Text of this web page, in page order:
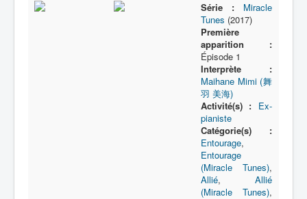
Série :
Miracle
Tunes (2017)
Première
apparition :
Épisode 1
Interprète :
Maihane Mimi (舞
羽 美海)
Activité(s) : Ex-
pianiste
Catégorie(s) :
Entourage,
Entourage
(Miracle Tunes),
Allié, Allié
(Miracle Tunes),